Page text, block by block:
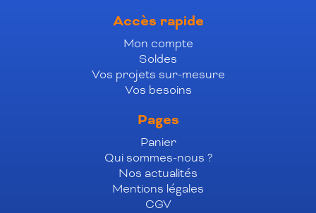
Accès rapide
Mon compte
Soldes
Vos projets sur-mesure
Vos besoins
Pages
Panier
Qui sommes-nous ?
Nos actualités
Mentions légales
CGV